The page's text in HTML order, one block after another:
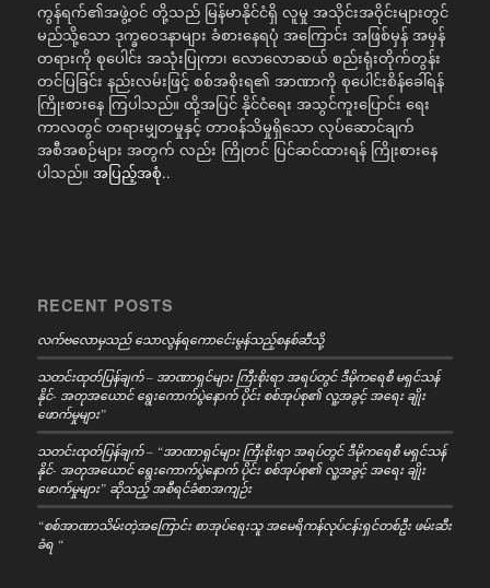
ကွန်ရက်၏အဖွဲ့ဝင် တို့သည် မြန်မာနိုင်ငံရှိ လူမှု အသိုင်းအဝိုင်းများတွင်
မည်သို့သော ဒုက္ခဝေဒနာများ ခံစားနေရပုံ အကြောင်း အဖြစ်မှန် အမှန်
တရားကို စုပေါင်း အသုံးပြုကာ၊ လောလောဆယ် စည်းရုံးတိုက်တွန်း
တင်ပြခြင်း နည်းလမ်းဖြင့် စစ်အစိုးရ၏ အာဏာကို စုပေါင်းစိန်ခေါ်ရန်
ကြိုးစားနေ ကြပါသည်။ ထို့အပြင် နိုင်ငံရေး အသွင်ကူးပြောင်း ရေး
ကာလတွင် တရားမျှတမှုနှင့် တာဝန်သိမှုရှိသော လုပ်ဆောင်ချက်
အစီအစဉ်များ အတွက် လည်း ကြိုတင် ပြင်ဆင်ထားရန် ကြိုးစားနေ
ပါသည်။ အပြည့်အစုံ..
RECENT POSTS
လက်ဗလောမှသည် သောလွန်ရကောင်ေးမွန်သည့်စနစ်ဆီသို့
သတင်းထုတ်ပြန်ချက် – အာဏာရှင်များ ကြီးစိုးရာ အရပ်တွင် ဒီမိုကရေစီ မရှင်သန်
နိုင်- အတုအယောင် ရွေးကောက်ပွဲနောက် ပိုင်း စစ်အုပ်စု၏ လူ့အခွင့် အရေး ချိုး
ဖောက်မှုများ”
သတင်းထုတ်ပြန်ချက် – “အာဏာရှင်များ ကြီးစိုးရာ အရပ်တွင် ဒီမိုကရေစီ မရှင်သန်
နိုင်- အတုအယောင် ရွေးကောက်ပွဲနောက် ပိုင်း စစ်အုပ်စု၏ လူ့အခွင့် အရေး ချိုး
ဖောက်မှုများ” ဆိုသည့် အစီရင်ခံစာအကျဉ်း
“စစ်အာဏာသိမ်းတဲ့အကြောင်း စာအုပ်ရေးသူ အမေရိကန်လုပ်ငန်းရှင်တစ်ဦး ဖမ်းဆီး
ခံရ “